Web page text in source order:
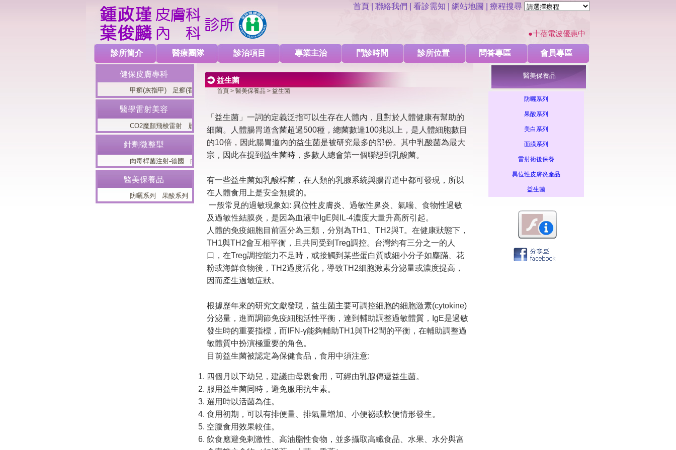
首頁 聯絡我們 看診需知 網站地圖 | 療程搜尋
●十蓓電波優惠中 ●亞洲機王-麗芙音波改善
診所簡介 醫療團隊 診治項目 專業主治 門診時間 診所位置 問答專區 會員專區
健保皮膚專科
醫學雷射美容
針劑微整型
醫美保養品
甲癬(灰指甲) 足癬(香港腳) 冬季濕疹(乾燥性濕疹) 病毒疣 圓禿 (鬼剃頭) 蕁麻疹 主婦溼疹(富貴手)
CO2魔顏飛梭雷射 麗芙音波(Liftsonic) 十倍電波 八倍淨膚雷射 汝雅鉻雷射除刺青 汝雅鉻雷射除斑 雷射除痣 甘醇酸換膚
肉毒桿菌注射-德國 肉毒桿菌注射-德國 玻尿酸局部注射 玻尿酸全臉注射 健康美膚點滴 極速飛針療法
防曬系列 果酸系列 美白系列 面膜系列 雷射術後保養 異位性皮膚炎產品
益生菌
首頁 > 醫美保養品 > 益生菌
「益生菌」一詞的定義泛指可以生存在人體內，且對於人體健康有幫助的
細菌。人體腸胃道含菌超過500種，總菌數達100兆以上，是人體細胞數目
的10倍，因此腸胃道內的益生菌是被研究最多的部份。其中乳酸菌為最大
宗，因此在提到益生菌時，多數人總會第一個聯想到乳酸菌。
有一些益生菌如乳酸桿菌，在人類的乳腺系統與腸胃道中都可發現，所以
在人體食用上是安全無虞的。
一般常見的過敏現象如: 異位性皮膚炎、過敏性鼻炎、氣喘、食物性過敏
及過敏性結膜炎，是因為血液中IgE與IL-4濃度大量升高所引起。
人體的免疫細胞目前區分為三類，分別為TH1、TH2與T。在健康狀態下，
TH1與TH2會互相平衡，且共同受到Treg調控。台灣約有三分之一的人
口，在Treg調控能力不足時，或接觸到某些蛋白質或細小分子如塵蹣、花
粉或海鮮食物後，TH2過度活化，導致TH2細胞激素分泌量或濃度提高，
因而產生過敏症狀。
根據歷年來的研究文獻發現，益生菌主要可調控細胞的細胞激素(cytokine)
分泌量，進而調節免疫細胞活性平衡，達到輔助調整過敏體質，IgE是過敏
發生時的重要指標，而IFN-γ能夠輔助TH1與TH2間的平衡，在輔助調整過
敏體質中扮演極重要的角色。
目前益生菌被認定為保健食品，食用中須注意:
四個月以下幼兒，建議由母親食用，可經由乳腺傳遞益生菌。
服用益生菌同時，避免服用抗生素。
選用時以活菌為佳。
食用初期，可以有排便量、排氣量增加、小便祕或軟便情形發生。
空腹食用效果較佳。
飲食應避免剌激性、高油脂性食物，並多攝取高纖食品、水果、水分與富
醫美保養品
防曬系列
果酸系列
美白系列
面膜系列
雷射術後保養
異位性皮膚炎產品
益生菌